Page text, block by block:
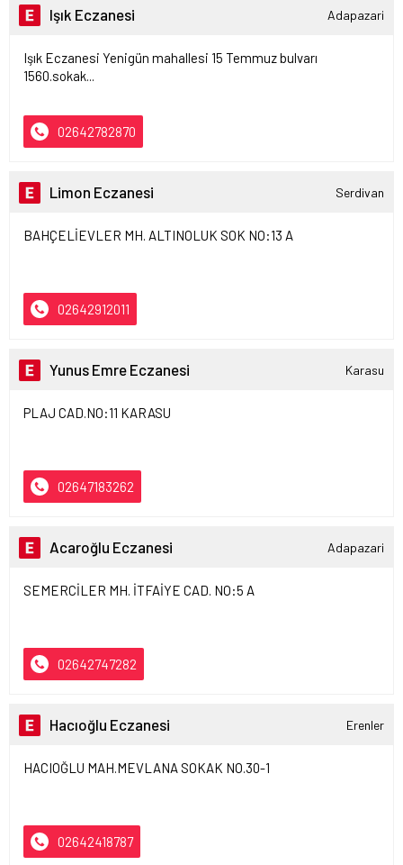
Işık Eczanesi Adapazari
Işık Eczanesi Yenigün mahallesi 15 Temmuz bulvarı
1560.sokak...
02642782870
Limon Eczanesi Serdivan
BAHÇELİEVLER MH. ALTINOLUK SOK NO:13 A
02642912011
Yunus Emre Eczanesi Karasu
PLAJ CAD.NO:11 KARASU
02647183262
Acaroğlu Eczanesi Adapazari
SEMERCİLER MH. İTFAİYE CAD. NO:5 A
02642747282
Hacıoğlu Eczanesi Erenler
HACIOĞLU MAH.MEVLANA SOKAK NO.30-1
02642418787